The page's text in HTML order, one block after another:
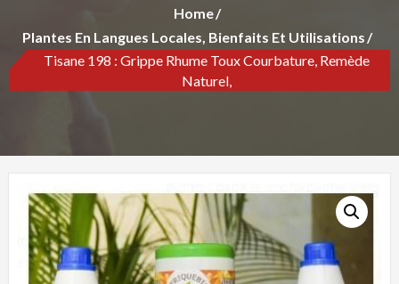
Home
Plantes En Langues Locales, Bienfaits Et Utilisations
Tisane 198 : Grippe Rhume Toux Courbature, Remède
Naturel,